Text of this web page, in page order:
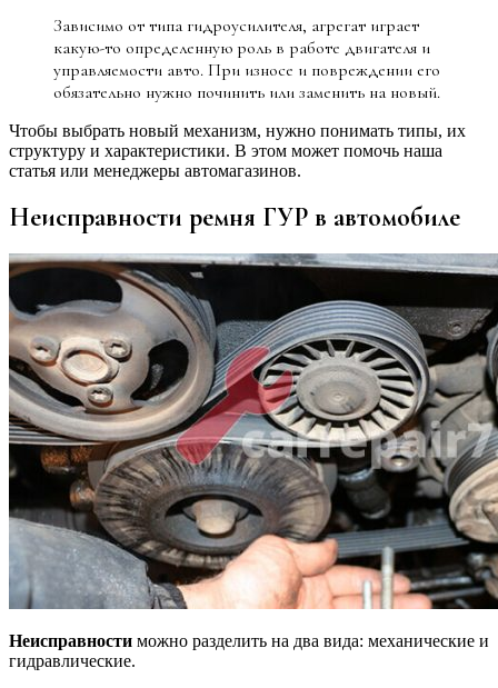
Зависимо от типа гидроусилителя, агрегат играет
какую-то определенную роль в работе двигателя и
управляемости авто. При износе и повреждении его
обязательно нужно починить или заменить на новый.
Чтобы выбрать новый механизм, нужно понимать типы, их
структуру и характеристики. В этом может помочь наша
статья или менеджеры автомагазинов.
Неисправности ремня ГУР в автомобиле
Неисправности можно разделить на два вида: механические и
гидравлические.